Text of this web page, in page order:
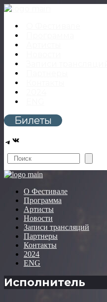
Билеты
Telegram
ВКонтакте
Поиск
О Фестивале
Программа
Артисты
Новости
Записи трансляций
Партнеры
Контакты
2024
ENG
Исполнитель